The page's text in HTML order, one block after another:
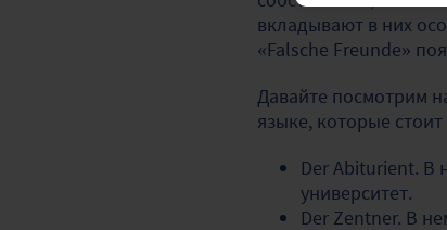
вкладывают в них
«Falsche Freunde»
Давайте посмотрим
языке, которые
Der Abiturient. В
университет.
Der Zentner. В